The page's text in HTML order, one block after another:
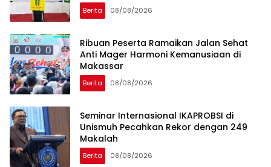
Berita 08/08/2026
Ribuan Peserta Ramaikan Jalan Sehat
Anti Mager Harmoni Kemanusiaan di
Makassar
Berita 08/08/2026
Seminar Internasional IKAPROBSI di
Unismuh Pecahkan Rekor dengan 249
Makalah
Berita 08/08/2026